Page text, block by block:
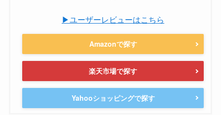
▶ユーザーレビューはこちら
Amazonで探す
楽天市場で探す
Yahooショッピングで探す